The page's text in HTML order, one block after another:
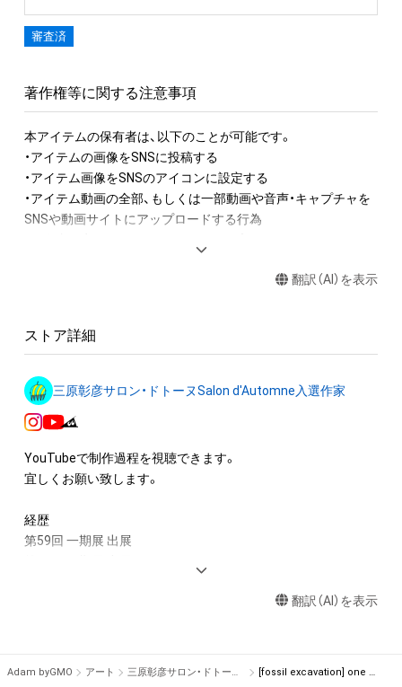
審査済
著作権等に関する注意事項
本アイテムの保有者は、以下のことが可能です。
・アイテムの画像をSNSに投稿する
・アイテム画像をSNSのアイコンに設定する
・アイテム動画の全部、もしくは一部動画や音声・キャプチャを
SNSや動画サイトにアップロードする行為
・アイテムの画像を使用してメッセージカードを制作し友達に
アイテムに関する注意事項
ロゴ等を含みますがこれらに限られません。)にかかる知的財産
権(著作権、特許権、実用新案権、商標権、意匠権その他の知的財
産権(それらの権利を取得し、又はそれらの権利につき登録等を
作権を有する方、著作隣接権の権利者またはその管理委託を受
けている者によって保護されています。そのため、本アイテム
知的財産権を有することを意味しません。
・本アイテムの著作権を有する方、著作隣接権の権利者またはそ
の管理委託を受けている者からの事前の同意なしに、上記の「本
アイテムの保有者が有する権利」の範囲を超えた行為、知的財産
権を侵害するおそれのある行為(改変、公開、配布、逆コンパイ
・本アイテムに関する創作物の利用については、公序良俗や法令
翻訳（AI）を表示
ストア詳細
三原彰彦サロン・ドトーヌSalon d'Automne入選作家
YouTubeで制作過程を視聴できます。
宜しくお願い致します。
経歴
第59回 一期展 出展
一期会より会員に推挙
翻訳（AI）を表示
Adam byGMO アート 三原彰彦サロン・ドトーヌSalon d'Automne入選作家 [fossil excavation] one scene 4/100